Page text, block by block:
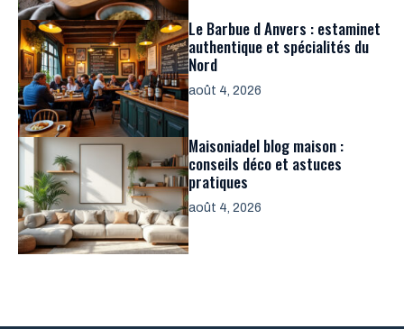
Le Barbue d Anvers : estaminet
authentique et spécialités du
Nord
août 4, 2026
Maisoniadel blog maison :
conseils déco et astuces
pratiques
août 4, 2026